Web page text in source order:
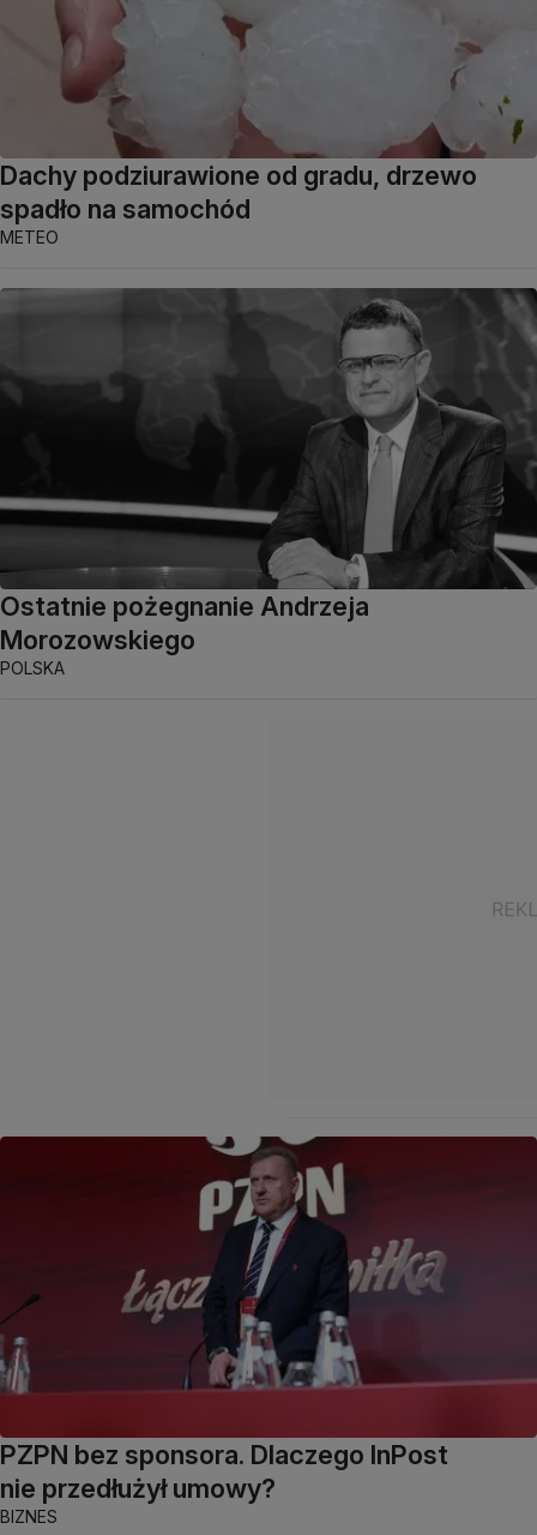
Dachy podziurawione od gradu, drzewo
spadło na samochód
METEO
Ostatnie pożegnanie Andrzeja
Morozowskiego
POLSKA
PZPN bez sponsora. Dlaczego InPost
nie przedłużył umowy?
BIZNES